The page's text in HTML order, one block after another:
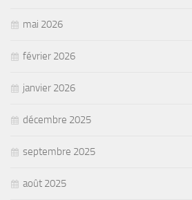
mai 2026
février 2026
janvier 2026
décembre 2025
septembre 2025
août 2025